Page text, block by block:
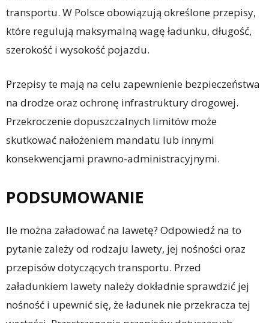
transportu. W Polsce obowiązują określone przepisy,
które regulują maksymalną wagę ładunku, długość,
szerokość i wysokość pojazdu.
Przepisy te mają na celu zapewnienie bezpieczeństwa
na drodze oraz ochronę infrastruktury drogowej.
Przekroczenie dopuszczalnych limitów może
skutkować nałożeniem mandatu lub innymi
konsekwencjami prawno-administracyjnymi.
PODSUMOWANIE
Ile można załadować na lawetę? Odpowiedź na to
pytanie zależy od rodzaju lawety, jej nośności oraz
przepisów dotyczących transportu. Przed
załadunkiem lawety należy dokładnie sprawdzić jej
nośność i upewnić się, że ładunek nie przekracza tej